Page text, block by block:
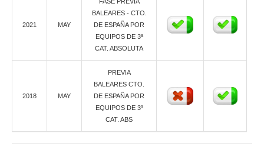
2021 MAY
BALEARES - CTO.
DE ESPAÑA POR
EQUIPOS DE 3ª
CAT. ABSOLUTA
2018 MAY
PREVIA
BALEARES CTO.
DE ESPAÑA POR
EQUIPOS DE 3ª
CAT. ABS